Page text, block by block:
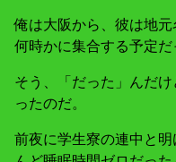
俺は大阪から、彼は地
何時かに集合する予定だ
そう、「だった」んだ
ったのだ。
前夜に学生寮の連中と